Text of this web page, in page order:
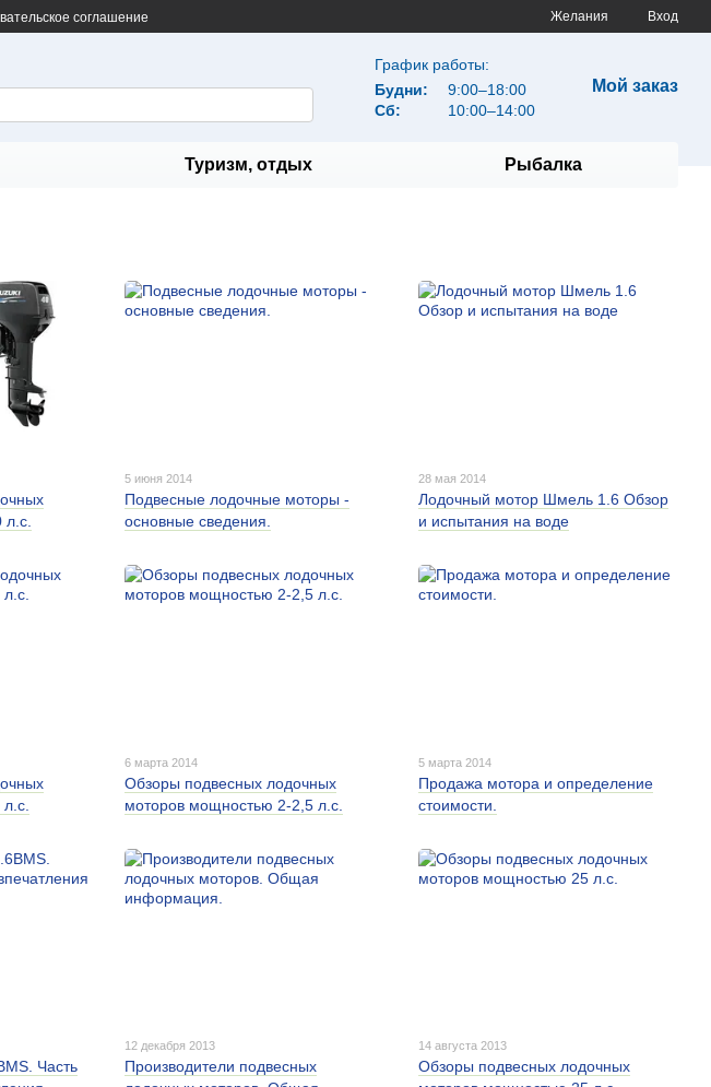
соглашение Желания Вход
График работы:
Будни:
9:00–18:00
Сб:
10:00–14:00
Мой заказ
Туризм, отдых Рыбалка
5 июня 2014
Подвесные лодочные моторы -
основные сведения.
28 мая 2014
Лодочный мотор Шмель 1.6 Обзор
и испытания на воде
6 марта 2014
Обзоры подвесных лодочных
моторов мощностью 2-2,5 л.с.
5 марта 2014
Продажа мотора и определение
стоимости.
Часть
12 декабря 2013
Производители подвесных
14 августа 2013
Обзоры подвесных лодочных